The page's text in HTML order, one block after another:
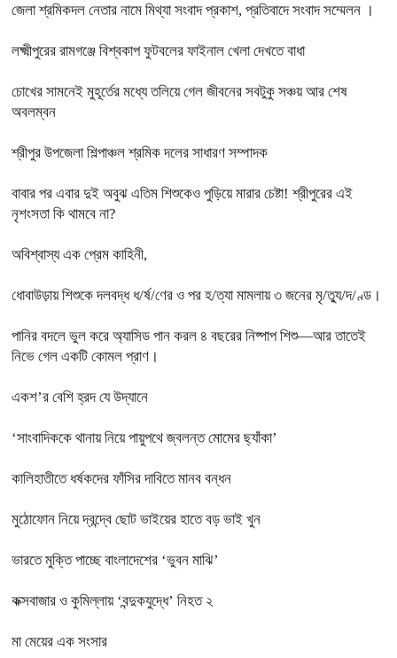
জেলা শ্রমিকদল নেতার নামে মিথ্যা সংবাদ প্রকাশ, প্রতিবাদে সংবাদ সম্মেলন ।
লক্ষ্মীপুরের রামগঞ্জে বিশ্বকাপ ফুটবলের ফাইনাল খেলা দেখতে বাধা
চোখের সামনেই মুহূর্তের মধ্যে তলিয়ে গেল জীবনের সবটুকু সঞ্চয় আর শেষ
অবলম্বন
শ্রীপুর উপজেলা শিল্পাঞ্চল শ্রমিক দলের সাধারণ সম্পাদক
বাবার পর এবার দুই অবুঝ এতিম শিশুকেও পুড়িয়ে মারার চেষ্টা! শ্রীপুরের এই
নৃশংসতা কি থামবে না?
অবিশ্বাস্য এক প্রেম কাহিনী,
ধোবাউড়ায় শিশুকে দলবদ্ধ ধ/র্ষ/ণের ও পর হ/ত্যা মামলায় ৩ জনের মৃ/ত্যু/দ/ণ্ড।
পানির বদলে ভুল করে অ্যাসিড পান করল ৪ বছরের নিষ্পাপ শিশু—আর তাতেই
নিভে গেল একটি কোমল প্রাণ।
একশ’র বেশি হ্রদ যে উদ্যানে
‘সাংবাদিককে থানায় নিয়ে পায়ুপথে জ্বলন্ত মোমের ছ্যাঁকা’
কালিহাতীতে ধর্ষকদের ফাঁসির দাবিতে মানব বন্ধন
মুঠোফোন নিয়ে দ্বন্দ্বে ছোট ভাইয়ের হাতে বড় ভাই খুন
ভারতে মুক্তি পাচ্ছে বাংলাদেশের ‘ভুবন মাঝি’
কক্সবাজার ও কুমিল্লায় ‘বন্দুকযুদ্ধে’ নিহত ২
মা মেয়ের এক সংসার